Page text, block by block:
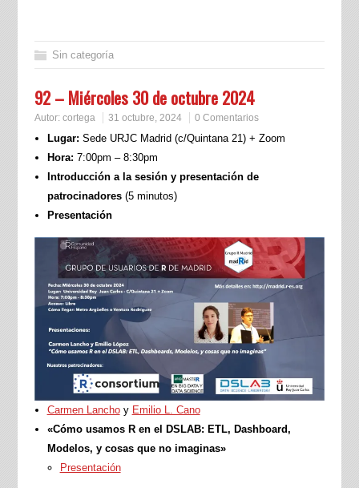
Sin categoría
92 – Miércoles 30 de octubre 2024
Autor: cortega 31 octubre, 2024 0 Comentarios
Lugar: Sede URJC Madrid (c/Quintana 21) + Zoom
Hora: 7:00pm – 8:30pm
Introducción a la sesión y presentación de
patrocinadores(5 minutos)
Presentación
Carmen Lanchoy Emilio L. Cano
«Cómo usamos R en el DSLAB: ETL, Dashboard,
Modelos, y cosas que no imaginas»
Presentación